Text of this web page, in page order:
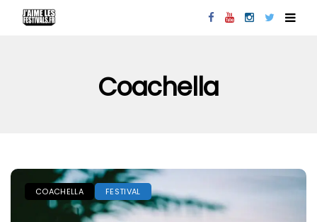
Coachella
COACHELLA FESTIVAL